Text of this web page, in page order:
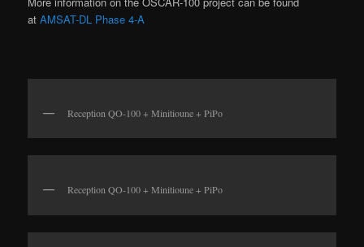
atAMSAT-DL Phase 4-A
Reception QO-100 + Minitioune + PiPo
Reception QO-100 + Minitioune + PiPo